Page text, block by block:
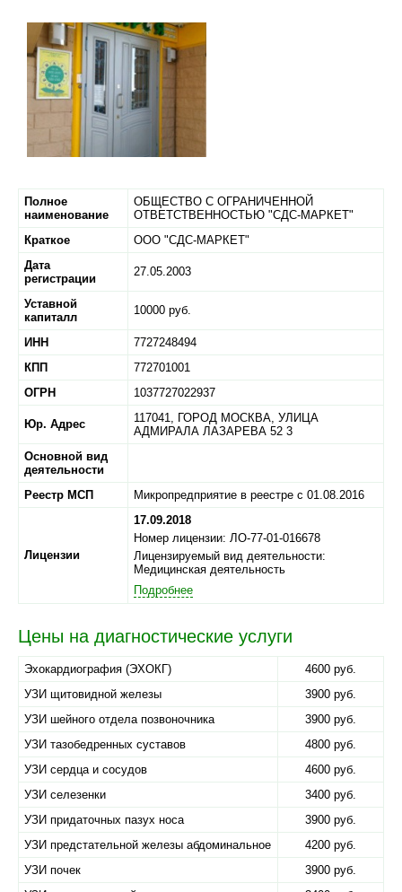
Полное
наименование
ОБЩЕСТВО С ОГРАНИЧЕННОЙ
ОТВЕТСТВЕННОСТЬЮ "СДС-МАРКЕТ"
Краткое
ООО "СДС-МАРКЕТ"
Дата
регистрации
27.05.2003
Уставной
капиталл
10000 руб.
ИНН
7727248494
КПП
772701001
ОГРН
1037727022937
Юр. Адрес 117041, ГОРОД МОСКВА, УЛИЦА
АДМИРАЛА ЛАЗАРЕВА 52 3
Основной вид
деятельности
Реестр МСП
Микропредприятие в реестре с 01.08.2016
Лицензии
17.09.2018
Номер лицензии: ЛО-77-01-016678
Лицензируемый вид деятельности:
Медицинская деятельность
Подробнее
Цены на диагностические услуги
Эхокардиография (ЭХОКГ)
4600 руб.
УЗИ щитовидной железы
3900 руб.
УЗИ шейного отдела позвоночника
3900 руб.
УЗИ тазобедренных суставов
4800 руб.
УЗИ сердца и сосудов
4600 руб.
УЗИ селезенки
3400 руб.
УЗИ придаточных пазух носа
3900 руб.
УЗИ предстательной железы абдоминальное
4200 руб.
УЗИ почек
3900 руб.